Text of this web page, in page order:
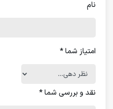
نام
امتیاز شما*
نقد و بررسی شما*